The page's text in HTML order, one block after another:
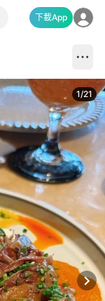
下載App
1/21